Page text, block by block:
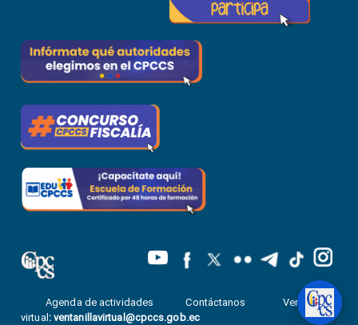
Agenda de actividades Contáctanos
Ventanilla
virtual : ventanillavirtual@cpccs.gob.ec